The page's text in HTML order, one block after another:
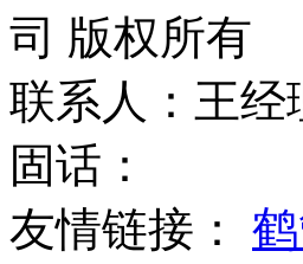
司 版权所有
联系人：王
固话：
友情链接：